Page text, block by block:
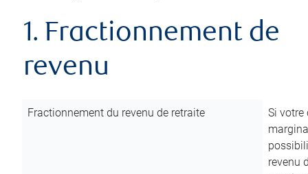
1. Fractionnement de
revenu
Fractionnement du revenu de retraite
Si votre
revenu